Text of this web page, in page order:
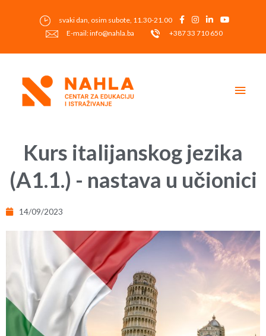
svaki dan, osim subote, 11.30-21.00
E-mail: info@nahla.ba
+387 33 710 650
Kurs italijanskog jezika
(A1.1.) - nastava u učionici
14/09/2023